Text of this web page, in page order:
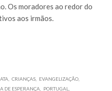
Os moradores ao redor do
aos irmãos.
CRIANÇAS
EVANGELIZAÇÃO
DE ESPERANÇA PORTUGAL